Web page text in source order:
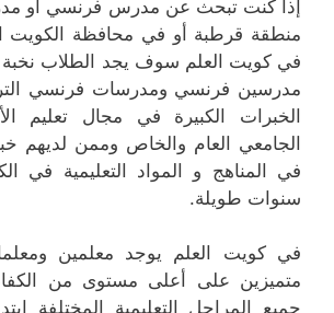
إذا كنت تبحث عن مدرس فرنسي أو
منطقة قرطبة أو في محافظة الكويت
في كويت العلم سوف يجد الطلاب
مدرسين فرنسي ومدرسات فرنسي
الخبرات الكبيرة في مجال تعليم
الجامعي العام والخاص وممن لديهم
في المناهج و المواد التعليمية في
سنوات طويلة.
في كويت العلم يوجد معلمين
متميزين على أعلى مستوى من
جميع المراحل التعليمية المختلفة